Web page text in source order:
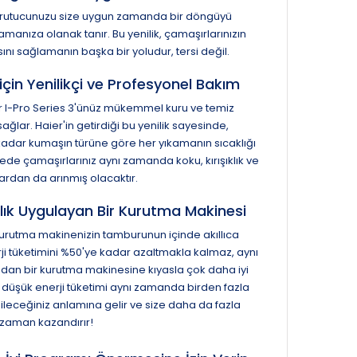
size uygun zamanda bir döngüyü
olanak tanır. Bu yenilik, çamaşırlarınızın
sağlamanın başka bir yoludur, tersi değil.
Yenilikçi ve Profesyonel Bakım
Pro Series 3'ünüz mükemmel kuru ve temiz
Haier'in getirdiği bu yenilik sayesinde,
kumaşın türüne göre her yıkamanın sıcaklığı
çamaşırlarınız aynı zamanda koku, kırışıklık ve
da arınmış olacaktır.
Uygulayan Bir Kurutma Makinesi
makinenizin tamburunun içinde akıllıca
tüketimini %50'ye kadar azaltmakla kalmaz, aynı
bir kurutma makinesine kıyasla çok daha iyi
enerji tüketimi aynı zamanda birden fazla
anlamına gelir ve size daha da fazla
zaman kazandırır!